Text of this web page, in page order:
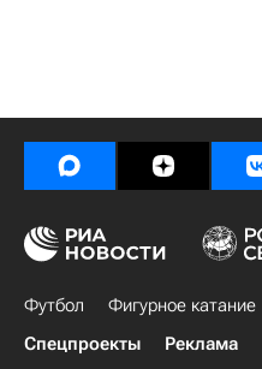
Футбол Фигурное катание
Спецпроекты
Реклама